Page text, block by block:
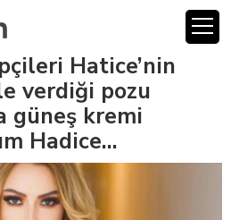
Hatice’nin
verdiği pozu
güneş kremi
Hadice…